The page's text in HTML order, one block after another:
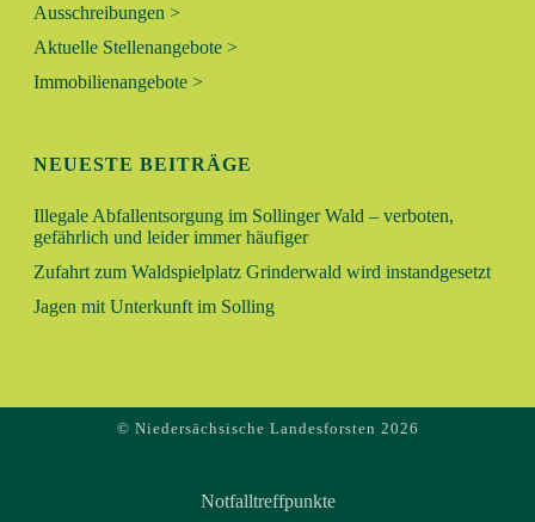
Ausschreibungen >
Aktuelle Stellenangebote >
Immobilienangebote >
NEUESTE BEITRÄGE
Illegale Abfallentsorgung im Sollinger Wald – verboten,
gefährlich und leider immer häufiger
Zufahrt zum Waldspielplatz Grinderwald wird instandgesetzt
Jagen mit Unterkunft im Solling
© Niedersächsische Landesforsten 2026
Notfalltreffpunkte